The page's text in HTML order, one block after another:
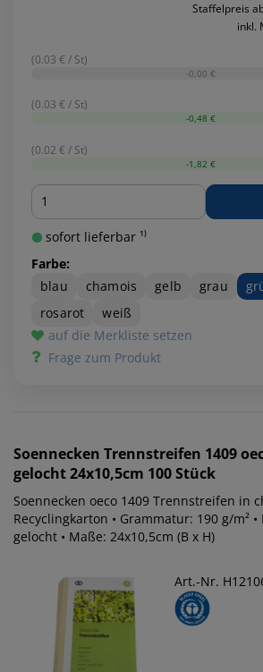
Staffelpreis
inkl.
(0.03 € / St)
-0,00 €
(0.03 € / St)
-0,48 €
(0.02 € / St)
-1,82 €
Menge
sofort lieferbar ¹⁾
Farbe:
blau
chamois gelb grau
rosarot
weiß
auf die Merkliste setzen
Frage zum Produkt
Soennecken Trennstreifen 1409
gelocht 24x10,5cm 100 Stück
Soennecken oeco 1409 Trennstreifen in
Recyclingkarton • Grammatur: 190 g/m²
gelocht • Maße: 24x10,5cm (B x H)
Art.-Nr.